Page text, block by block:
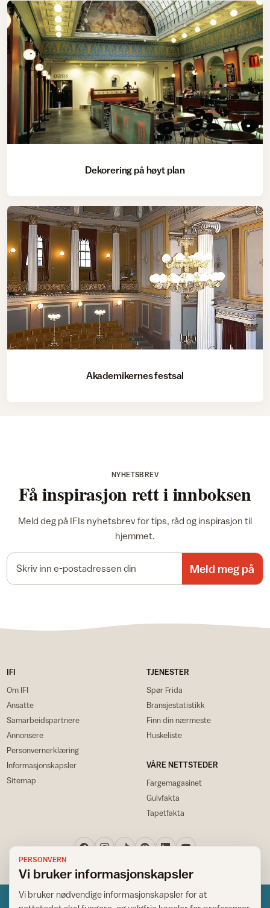
Dekorering på høyt plan
Akademikernes festsal
NYHETSBREV
Få inspirasjon rett i innboksen
Meld deg på IFIs nyhetsbrev for tips, råd og inspirasjon til
hjemmet.
Meld meg på
IFI
Om IFI
Ansatte
Samarbeidspartnere
Annonsere
Personvernerklæring
Informasjonskapsler
Sitemap
TJENESTER
Spør Frida
Bransjestatistikk
Finn din nærmeste
Huskeliste
VÅRE NETTSTEDER
Fargemagasinet
Gulvfakta
Tapetfakta
PERSONVERN
Vi bruker informasjonskapsler
Vi bruker nødvendige informasjonskapsler for at